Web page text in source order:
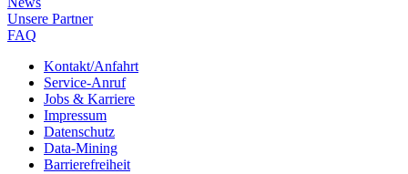
Unsere Part­ner
FAQ
Kontakt/​​Anfahrt
Service-Anruf
Jobs & Karriere
Impres­sum
Daten­schutz
Data-Mining
Barrie­re­frei­heit